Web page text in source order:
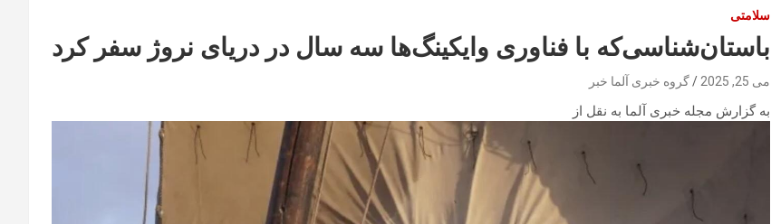
سلامتی
باستان‌شناسی‌که با فناوری وایکینگ‌ها سه سال در دریای نروژ سفر کرد
می 25, 2025 گروه خبری آلما خبر
به گزارش مجله خبری آلما به نقل از